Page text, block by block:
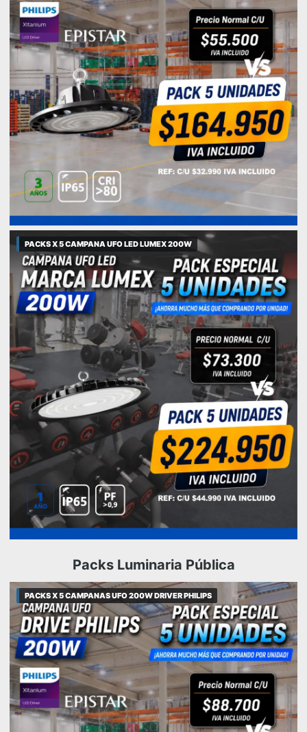
PACKS X 5 CAMPANA UFO LED LUMEX 200W
Packs Luminaria Pública
PACKS X 5 CAMPANAS UFO 200W DRIVER PHILIPS